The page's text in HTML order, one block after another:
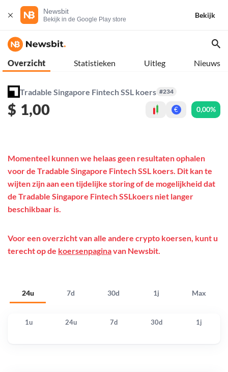
Newsbit
Bekijk in de Google Play store
Bekijk
Overzicht Statistieken Uitleg Nieuws
Tradable Singapore Fintech SSL koers #234
$ 1,00 € 0,00%
24u 7d 30d 1j Max
Momenteel kunnen we helaas geen resultaten ophalen
voor de Tradable Singapore Fintech SSL koers. Dit kan te
wijten zijn aan een tijdelijke storing of de mogelijkheid dat
de Tradable Singapore Fintech SSLkoers niet langer
beschikbaar is.
Voor een overzicht van alle andere crypto koersen, kunt u
terecht op de koersenpaginavan Newsbit.
1u 24u 7d 30d 1j